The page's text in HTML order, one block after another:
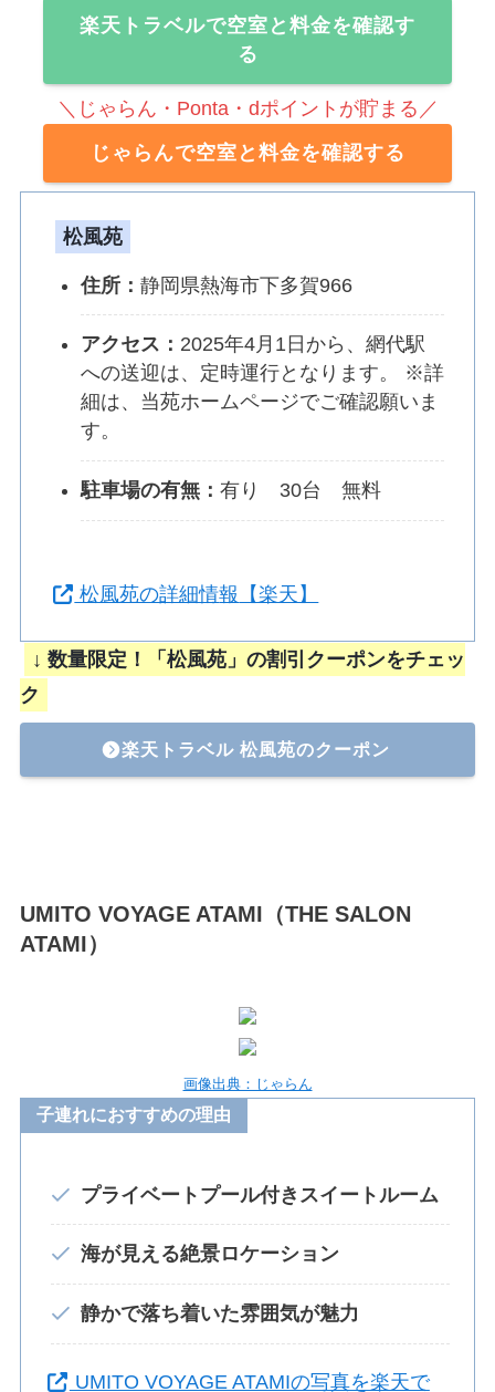
楽天トラベルで空室と料金を確認す
る
＼じゃらん・Ponta・dポイントが貯まる／
じゃらんで空室と料金を確認する
松風苑
住所： 静岡県熱海市下多賀966
アクセス： 2025年4月1日から、網代駅
への送迎は、定時運行となります。 ※詳
細は、当苑ホームページでご確認願いま
す。
駐車場の有無： 有り 30台 無料
松風苑の詳細情報 【楽天】
↓ 数量限定！「松風苑」の割引クーポンをチェッ
ク
楽天トラベル 松風苑のクーポン
UMITO VOYAGE ATAMI（THE SALON
ATAMI）
画像出典：じゃらん
子連れにおすすめの理由
プライベートプール付きスイートルーム
海が見える絶景ロケーション
静かで落ち着いた雰囲気が魅力
UMITO VOYAGE ATAMIの写真を楽天で